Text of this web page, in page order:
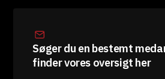
Søger du en bestemt
finder vores oversigt her